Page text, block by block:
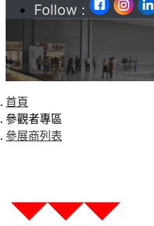
Follow :
首頁
參觀者專區
參展商列表